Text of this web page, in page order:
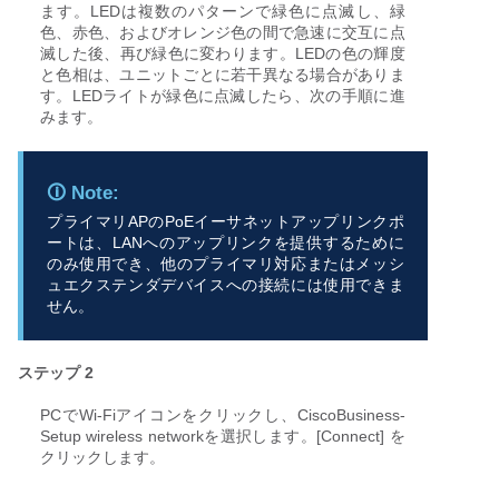
ます。LEDは複数のパターンで緑色に点滅し、緑
色、赤色、およびオレンジ色の間で急速に交互に点
滅した後、再び緑色に変わります。LEDの色の輝度
と色相は、ユニットごとに若干異なる場合がありま
す。LEDライトが緑色に点滅したら、次の手順に進
みます。
プライマリAPのPoEイーサネットアップリンクポ
ートは、LANへのアップリンクを提供するために
のみ使用でき、他のプライマリ対応またはメッシ
ュエクステンダデバイスへの接続には使用できま
せん。
ステップ 2
PCでWi-Fiアイコンをクリックし、CiscoBusiness-
Setup wireless networkを選択します。[Connect] を
クリックします。